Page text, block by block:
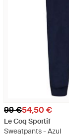
99 €54,50 €
Le Coq Sportif
Sweatpants - Azul